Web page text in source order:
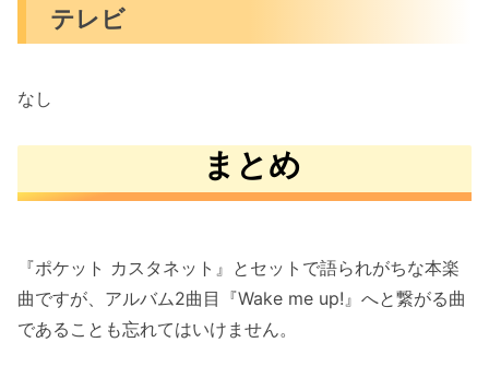
テレビ
なし
まとめ
『ポケット カスタネット』とセットで語られがちな本楽
曲ですが、アルバム2曲目『Wake me up!』へと繋がる曲
であることも忘れてはいけません。